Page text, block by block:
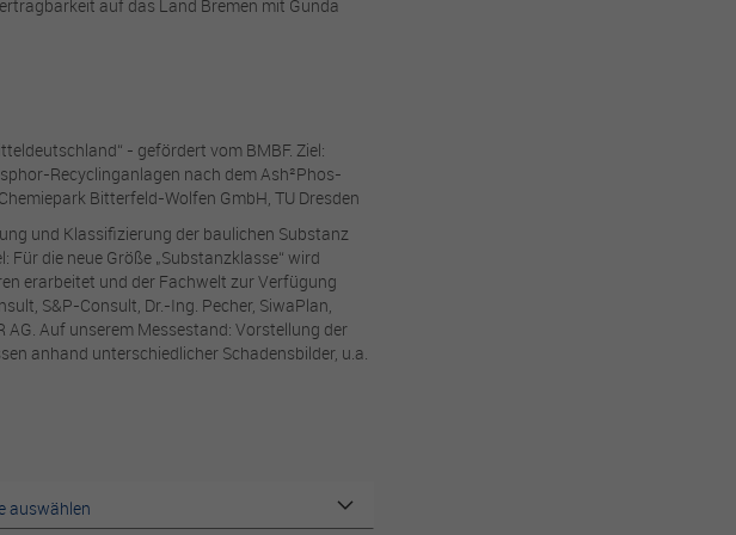
auf das Land Bremen mit Gunda
- gefördert vom BMBF. Ziel:
Recyclinganlagen nach dem Ash²Phos-
Bitterfeld-Wolfen GmbH, TU Dresden
und Klassifizierung der baulichen Substanz
die neue Größe „Substanzklasse“ wird
erarbeitet und der Fachwelt zur Verfügung
S&P-Consult, Dr.-Ing. Pecher, SiwaPlan,
AG. Auf unserem Messestand: Vorstellung der
anhand unterschiedlicher Schadensbilder, u.a.
Seiten am
Alle Daten, die
daher anonym. Wenn
nicht, wann Sie unsere
nicht überprüfen.
auf unsere Seite
genutzt und geteilt
und Ihnen
weniger gezielte